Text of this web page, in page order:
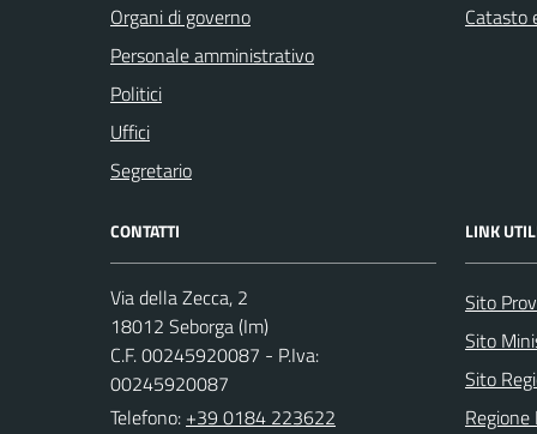
Organi di governo
Personale amministrativo
Politici
Uffici
Segretario
Catasto
CONTATTI
Via della Zecca, 2
18012 Seborga (Im)
C.F. 00245920087 - P.Iva:
00245920087
Telefono: +39 0184 223622
LINK
Sito
Sito
Sito